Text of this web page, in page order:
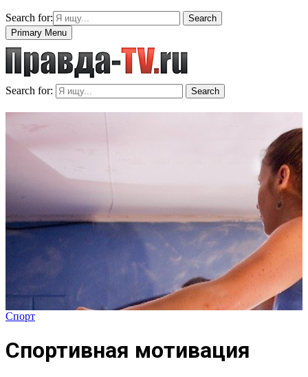
Search for:
Search
Primary Menu
Search for: Search
Спорт
Спортивная мотивация